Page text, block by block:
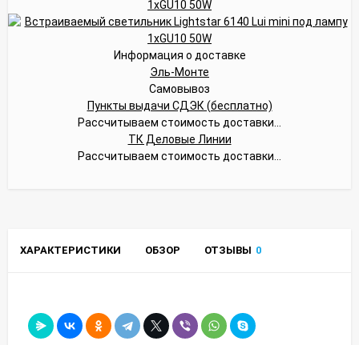
Информация о доставке
Эль-Монте
Самовывоз
Пункты выдачи СДЭК (бесплатно)
Рассчитываем стоимость доставки...
ТК Деловые Линии
Рассчитываем стоимость доставки...
ХАРАКТЕРИСТИКИ ОБЗОР ОТЗЫВЫ 0